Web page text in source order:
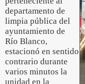
departamento de
limpia pública del
ayuntamiento de
Río Blanco,
estacionó en sentido
contrario durante
varios minutos la
unidad en la